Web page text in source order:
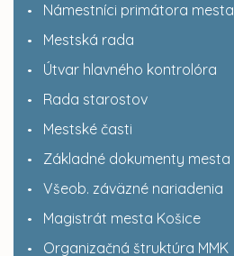
Námestníci primátora mesta
Mestská rada
Útvar hlavného kontrolóra
Rada starostov
Mestské časti
Základné dokumenty mesta
Všeob. záväzné nariadenia
Magistrát mesta Košice
Organizačná štruktúra MMK